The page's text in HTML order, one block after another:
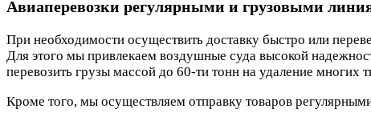
Авиаперевозки регулярными и грузовыми
При необходимости осуществить доставку быстро или
Для этого мы привлекаем воздушные суда высокой
перевозить грузы массой до 60-ти тонн на удаление многих
Кроме того, мы осуществляем отправку товаров